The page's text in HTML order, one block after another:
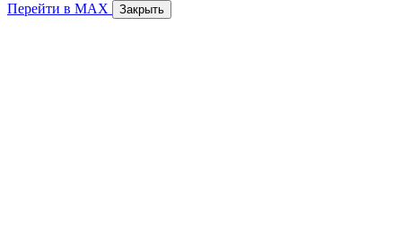
Перейти в MAX Закрыть